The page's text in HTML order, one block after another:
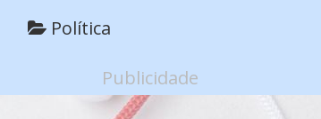
Política
Publicidade